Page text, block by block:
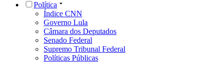
Política
Índice CNN
Governo Lula
Câmara dos Deputados
Senado Federal
Supremo Tribunal Federal
Políticas Públicas